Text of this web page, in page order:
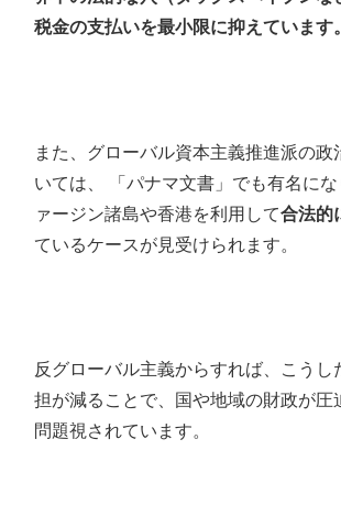
税金の支払いを最小限に抑えています。
また、グローバル資本主義推進派の政
いては、 「パナマ文書」でも有名に
ァージン諸島や香港を利用して合法的
ているケースが見受けられます。
反グローバル主義からすれば、こうし
担が減ることで、国や地域の財政が圧
問題視されています。